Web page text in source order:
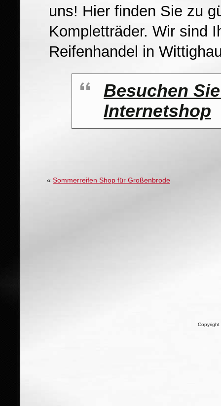
uns! Hier finden Sie zu
Kompletträder. Wir sind
Reifenhandel in
Besuchen
Internetshop
« Sommerreifen Shop für Großenbrode
Copyright